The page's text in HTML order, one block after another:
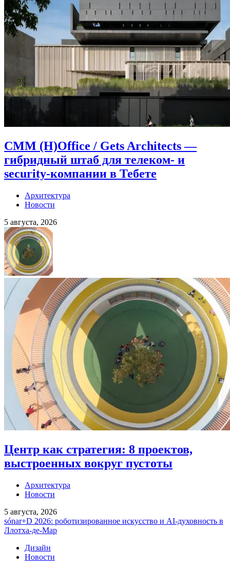
CMM (H)Office / Gets Architects —
гибридный штаб для телеком- и
security-компании в Тебете
Архитектура
Новости
5 августа, 2026
Центр как стратегия: 8 проектов,
выстроенных вокруг пустоты
Архитектура
Новости
5 августа, 2026
sónar+D 2026: роботизированное искусство и AI-духовность в
Ллотха-де-Мар
Дизайн
Новости